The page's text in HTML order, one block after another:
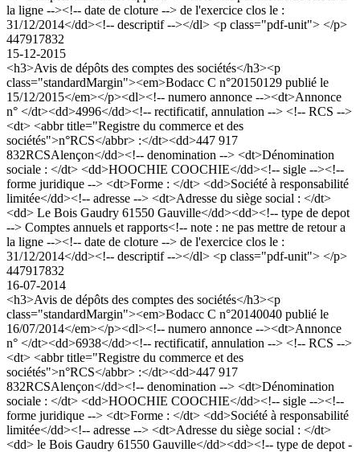
la ligne --><!-- date de cloture --> de l'exercice clos le :
31/12/2014</dd><!-- descriptif --></dl> <p class="pdf-unit"> </p>
447917832
15-12-2015
<h3>Avis de dépôts des comptes des sociétés</h3><p
class="standardMargin"><em>Bodacc C n°20150129 publié le
15/12/2015</em></p><dl><!-- numero annonce --><dt>Annonce
n° </dt><dd>4996</dd><!-- rectificatif, annulation --> <!-- RCS -->
<dt> <abbr title="Registre du commerce et des
sociétés">n°RCS</abbr> :</dt><dd>447 917
832RCSAlençon</dd><!-- denomination --> <dt>Dénomination
sociale : </dt> <dd>HOOCHIE COOCHIE</dd><!-- sigle --><!--
forme juridique --> <dt>Forme : </dt> <dd>Société à responsabilité
limitée</dd><!-- adresse --> <dt>Adresse du siège social : </dt>
<dd> Le Bois Gaudry 61550 Gauville</dd><dd><!-- type de depot
--> Comptes annuels et rapports<!-- note : ne pas mettre de retour a
la ligne --><!-- date de cloture --> de l'exercice clos le :
31/12/2014</dd><!-- descriptif --></dl> <p class="pdf-unit"> </p>
447917832
16-07-2014
<h3>Avis de dépôts des comptes des sociétés</h3><p
class="standardMargin"><em>Bodacc C n°20140040 publié le
16/07/2014</em></p><dl><!-- numero annonce --><dt>Annonce
n° </dt><dd>6938</dd><!-- rectificatif, annulation --> <!-- RCS -->
<dt> <abbr title="Registre du commerce et des
sociétés">n°RCS</abbr> :</dt><dd>447 917
832RCSAlençon</dd><!-- denomination --> <dt>Dénomination
sociale : </dt> <dd>HOOCHIE COOCHIE</dd><!-- sigle --><!--
forme juridique --> <dt>Forme : </dt> <dd>Société à responsabilité
limitée</dd><!-- adresse --> <dt>Adresse du siège social : </dt>
<dd> le Bois Gaudry 61550 Gauville</dd><dd><!-- type de depot -